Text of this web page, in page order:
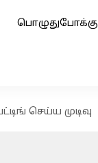
பொழுதுபோக்கு
செய்ய முடிவு